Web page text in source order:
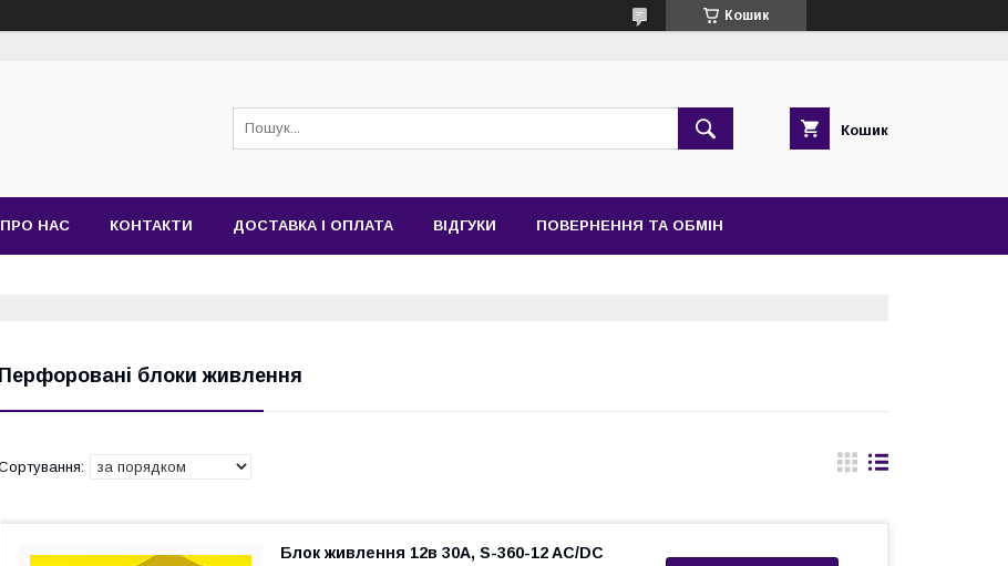
Кошик
Кошик
ПРО НАС КОНТАКТИ ДОСТАВКА І ОПЛАТА ВІДГУКИ ПОВЕРНЕННЯ ТА ОБМІН
Перфоровані блоки живлення
Блок живлення 12в 30A, S-360-12 AC/DC